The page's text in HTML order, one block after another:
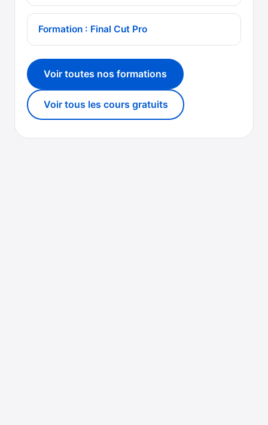
Formation : Final Cut Pro
Voir toutes nos formations
Voir tous les cours gratuits